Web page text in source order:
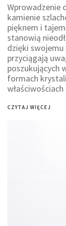
Wprowadzenie
kamienie
pięknem i
stanowią
dzięki
przyciągają
poszukujących
formach
CZYTAJ WIĘCEJ